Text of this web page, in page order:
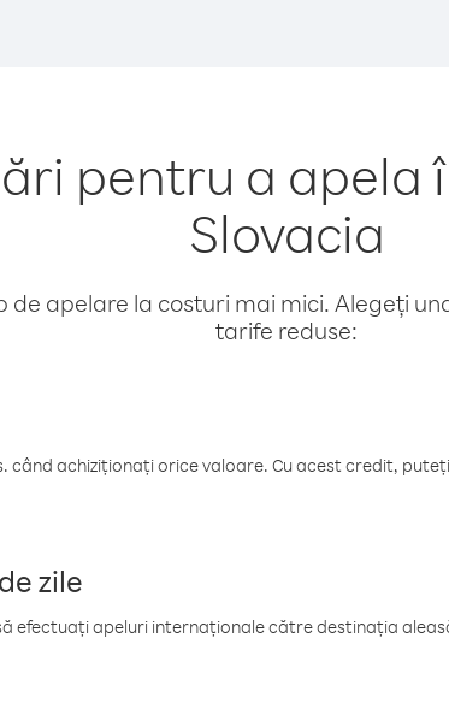
pentru a apela
Slovacia
apelare la costuri mai mici. Alegeți
tarife reduse:
când achiziționați orice valoare. Cu acest credit,
zile
efectuați apeluri internaționale către destinația